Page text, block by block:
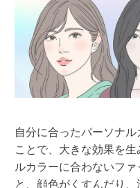
自分に合ったパーソナ
ことで、大きな効果を
ルカラーに合わないフ
と、顔色がくすんだり